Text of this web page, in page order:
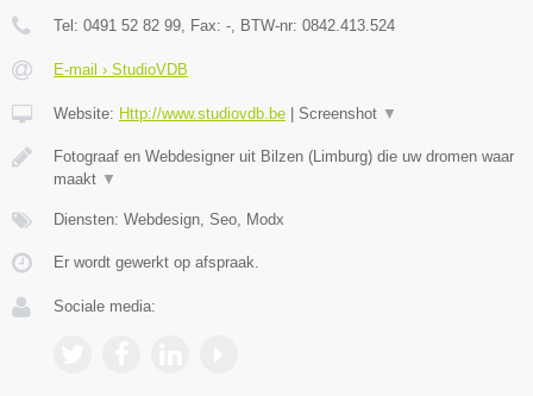
Tel: 0491 52 82 99, Fax: -, BTW-nr: 0842.413.524
E-mail › StudioVDB
Website: Http://www.studiovdb.be Screenshot ▼
Fotograaf en Webdesigner uit Bilzen (Limburg) die uw dromen waar
maakt ▼
Diensten: Webdesign, Seo, Modx
Er wordt gewerkt op afspraak.
Sociale media: